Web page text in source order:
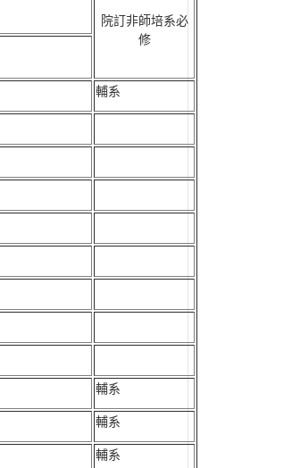
院訂非師培系必
修
輔系
輔系
輔系
輔系